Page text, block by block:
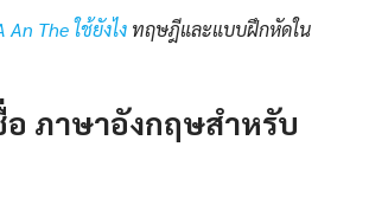
An The ใช้ยังไง ทฤษฎีและแบบฝึกหัดใน
ภาษาอังกฤษสำหรับ